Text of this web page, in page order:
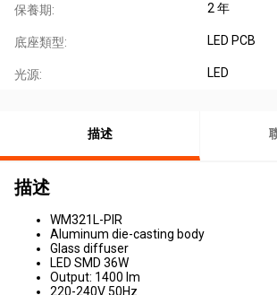
保養期: 2 年
底座類型: LED PCB
光源: LED
描述
描述
WM321L-PIR
Aluminum die-casting body
Glass diffuser
LED SMD 36W
Output: 1400 lm
220-240V 50Hz